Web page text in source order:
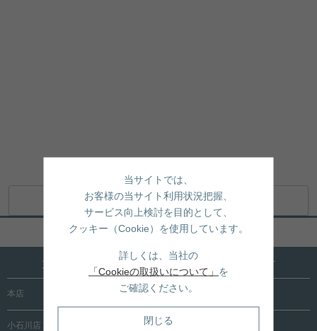
地図アプリで開く
ページトップへ戻る
文京区内に15店舗！売買も賃貸も全店で承ります
本店 根津店
小石川店 春日町店
当サイトでは、
お客様の当サイト利用状況把握、
サービス向上検討を目的として、
クッキー（Cookie）を使用しています。
詳しくは、当社の
「Cookieの取扱いについて」 を
ご確認ください。
閉じる